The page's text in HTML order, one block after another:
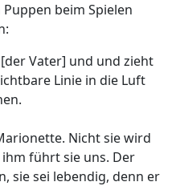
beim Spielen
Vater] und und zieht
Linie in die Luft
Nicht sie wird
führt sie uns. Der
sie sei lebendig, denn er